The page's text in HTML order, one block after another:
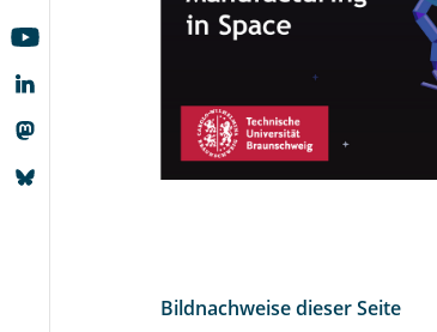
Bildnachweise dieser Seite